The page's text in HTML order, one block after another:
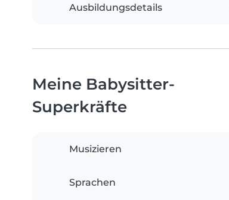
Ausbildungsdetails
Meine Babysitter-
Superkräfte
Musizieren
Sprachen